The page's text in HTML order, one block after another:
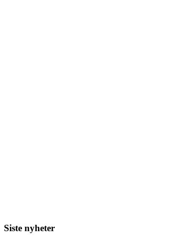
Siste nyheter